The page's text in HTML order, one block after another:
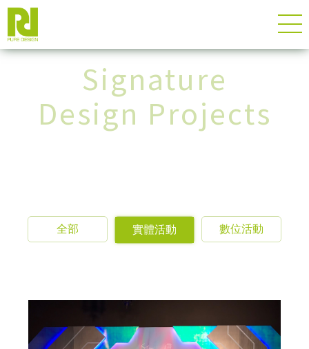
Signature
Design Projects
全部 實體活動 數位活動